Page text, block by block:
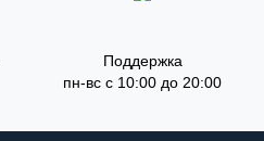
Поддержка
пн-вс с 10:00 до 20:00